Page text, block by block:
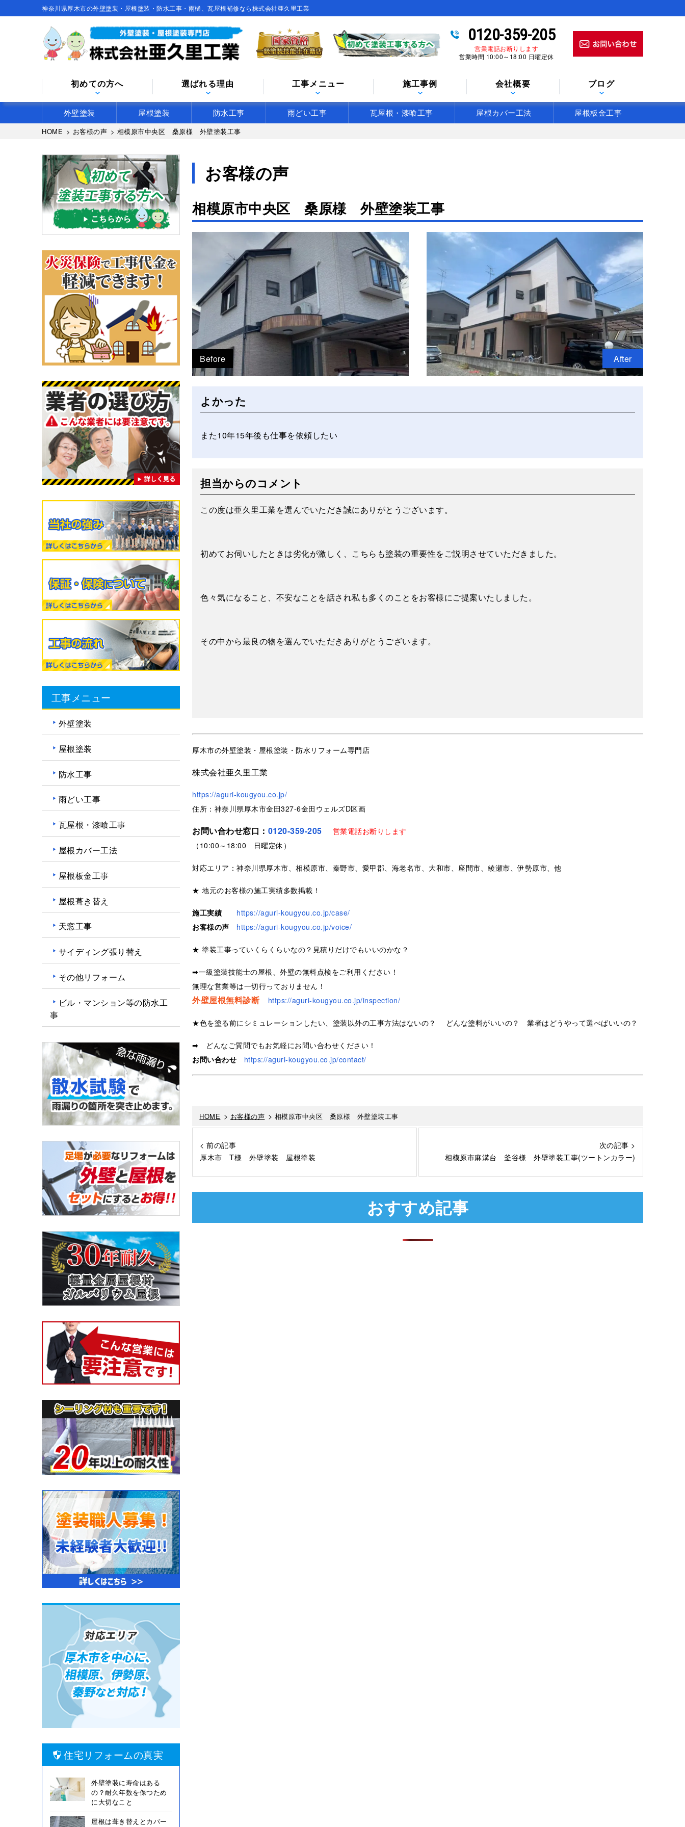
神奈川県厚木市の外壁塗装・屋根塗装・防水工事・雨樋、瓦屋根補修なら株式会社亜久里工業
0120-359-205
営業電話お断りします
営業時間 10:00～18:00 日曜定休
初めての方へ 選ばれる理由 工事メニュー 施工事例 会社概要 ブログ
外壁塗装 屋根塗装 防水工事 雨どい工事 瓦屋根・漆喰工事 屋根カバー工法 屋根板金工事
HOME > お客様の声 > 相模原市中央区 桑原様 外壁塗装工事
お客様の声
相模原市中央区 桑原様 外壁塗装工事
Before After
よかった
また10年15年後も仕事を依頼したい
担当からのコメント
この度は亜久里工業を選んでいただき誠にありがとうございます。
初めてお伺いしたときは劣化が激しく、こちらも塗装の重要性をご説明させていただきました。
色々気になること、不安なことを話され私も多くのことをお客様にご提案いたしました。
その中から最良の物を選んでいただきありがとうございます。
厚木市の外壁塗装・屋根塗装・防水リフォーム専門店
株式会社亜久里工業
https://aguri-kougyou.co.jp/
住所：神奈川県厚木市金田327-6金田ウェルズD区画
お問い合わせ窓口： 0120-359-205
営業電話お断りします
（10:00～18:00 日曜定休）
対応エリア：神奈川県厚木市、相模原市、秦野市、愛甲郡、海老名市、大和市、座間市、綾瀬市、伊勢原市、他
★ 地元のお客様の施工実績多数掲載！
施工実績
https://aguri-kougyou.co.jp/case/
お客様の声
https://aguri-kougyou.co.jp/voice/
★ 塗装工事っていくらくらいなの？見積りだけでもいいのかな？
➡一級塗装技能士の屋根、外壁の無料点検をご利用ください！
無理な営業等は一切行っておりません！
外壁屋根無料診断 https://aguri-kougyou.co.jp/inspection/
★色を塗る前にシミュレーションしたい、塗装以外の工事方法はないの？ どんな塗料がいいの？ 業者はどうやって選べばいいの？
➡ どんなご質問でもお気軽にお問い合わせください！
お問い合わせ
https://aguri-kougyou.co.jp/contact/
HOME > お客様の声 > 相模原市中央区 桑原様 外壁塗装工事
< 前の記事
厚木市 T様 外壁塗装 屋根塗装
次の記事 >
相模原市麻溝台 釜谷様 外壁塗装工事(ツートンカラー)
おすすめ記事
工事メニュー
外壁塗装
屋根塗装
防水工事
雨どい工事
瓦屋根・漆喰工事
屋根カバー工法
屋根板金工事
屋根葺き替え
天窓工事
サイディング張り替え
その他リフォーム
ビル・マンション等の防水工
事
住宅リフォームの真実
外壁塗装に寿命はある
の？耐久年数を保つため
に大切なこと
屋根は葺き替えとカバー